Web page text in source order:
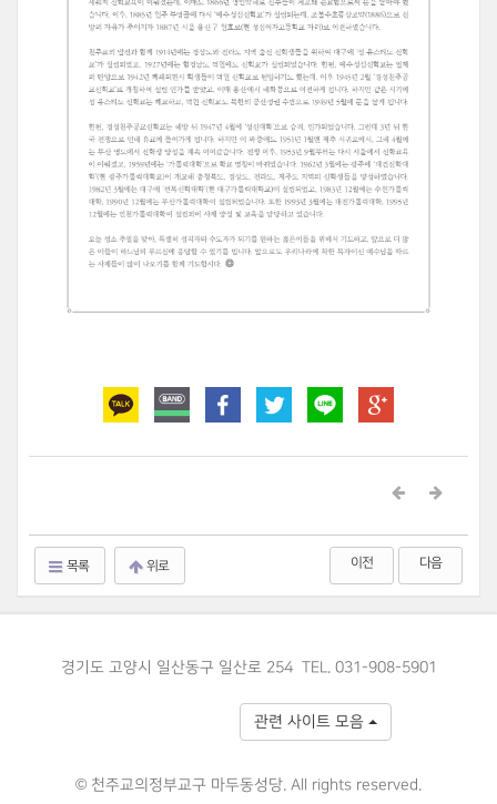
목록 위로 이전 다음
경기도 고양시 일산동구 일산로 254 TEL. 031-908-5901
관련 사이트 모음
© 천주교의정부교구 마두동성당. All rights reserved.